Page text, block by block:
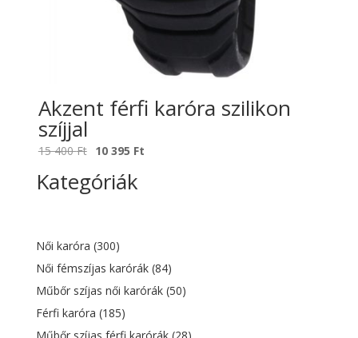
Akzent férfi karóra szilikon
szíjjal
15 400Ft Original
was:
10 395 Ft
Kategóriák
Női karóra (300)
Női fémszíjas karórák (84)
Műbőr szíjas női karórák (50)
Férfi karóra (185)
Műbőr szíjas férfi karórák (28)